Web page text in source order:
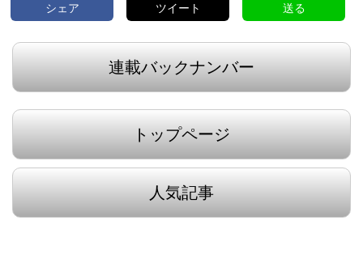
シェア ツイート 送る
連載バックナンバー
トップページ
人気記事